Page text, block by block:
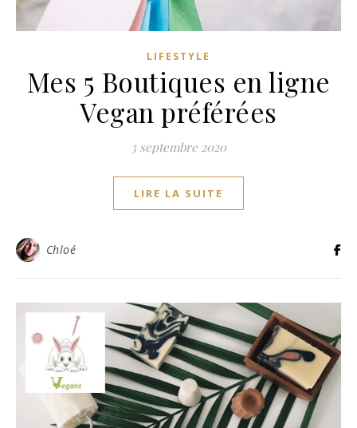
LIFESTYLE
Mes 5 Boutiques en ligne
Vegan préférées
3 septembre 2020
LIRE LA SUITE
Chloé